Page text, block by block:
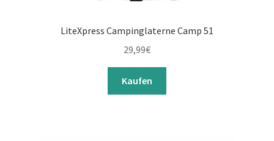
LiteXpress Campinglaterne Camp 51
29,99€
Kaufen